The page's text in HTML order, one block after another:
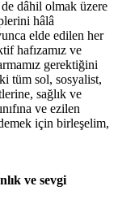
dâhil olmak üzere
hâlâ
elde edilen her
hafızamız ve
gerektiğini
tüm sol, sosyalist,
sağlık ve
ve ezilen
için birleşelim,
ve sevgi